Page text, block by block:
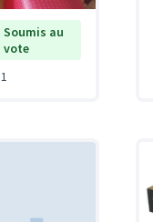
Soumis au
vote
1